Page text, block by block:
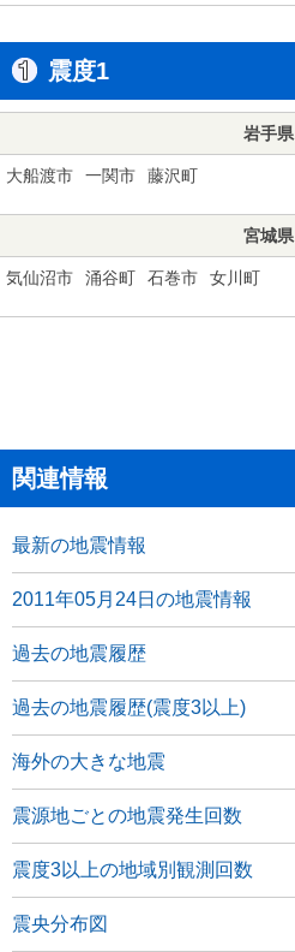
震度1
岩手県
大船渡市 一関市 藤沢町
宮城県
気仙沼市 涌谷町 石巻市 女川町
関連情報
最新の地震情報
2011年05月24日の地震情報
過去の地震履歴
過去の地震履歴(震度3以上)
海外の大きな地震
震源地ごとの地震発生回数
震度3以上の地域別観測回数
震央分布図